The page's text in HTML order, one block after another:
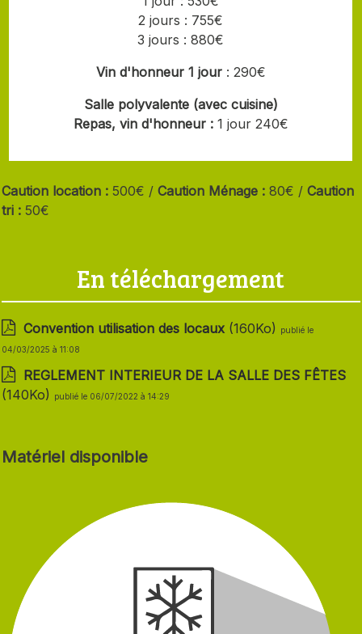
2 jours : 755€
3 jours : 880€
Vin d'honneur 1 jour: 290€
Salle polyvalente (avec cuisine)
Repas, vin d'honneur : 1 jour 240€
Caution location : 500€ /Caution Ménage : 80€ /Caution
tri : 50€
En téléchargement
Convention utilisation des locaux (160Ko)
publié le
04/03/2025 à 11:08
REGLEMENT INTERIEUR DE LA SALLE DES FÊTES
(140Ko)
publié le 06/07/2022 à 14:29
Matériel disponible